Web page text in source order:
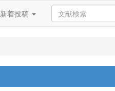
新着投稿